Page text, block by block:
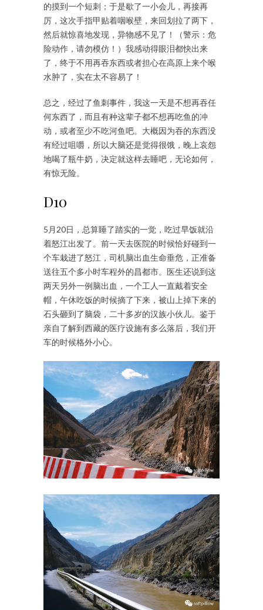
的摸到一个短刺；于是歇了一小会儿，再接再
厉，这次手指甲贴着咽喉壁，来回划拉了两下，
然后就惊喜地发现，异物感不见了！（警示：危
险动作，请勿模仿！）我感动得眼泪都快出来
了，终于不用再吞东西或者担心在高原上来个喉
水肿了，实在太不容易了！
总之，经过了鱼刺事件，我这一天是不想再吞任
何东西了，而且有种这辈子都不想再吃鱼的冲
动，或者至少不吃河鱼吧。大概因为吞的东西没
有经过咀嚼，所以大脑还是觉得很饿，晚上哀怨
地喝了瓶牛奶，决定就这样去睡吧，无论如何，
有惊无险。
D10
5月20日，总算睡了踏实的一觉，吃过早饭就沿
着怒江出发了。前一天去医院的时候恰好碰到一
个车栽进了怒江，司机脑出血生命垂危，正准备
送往五个多小时车程外的昌都市。医生还说到这
两天另外一例脑出血，一个工人一直戴着安全
帽，午休吃饭的时候摘了下来，被山上掉下来的
石头砸到了脑袋，二十多岁的汉族小伙儿。鉴于
亲自了解到西藏的医疗设施有多么落后，我们开
车的时候格外小心。